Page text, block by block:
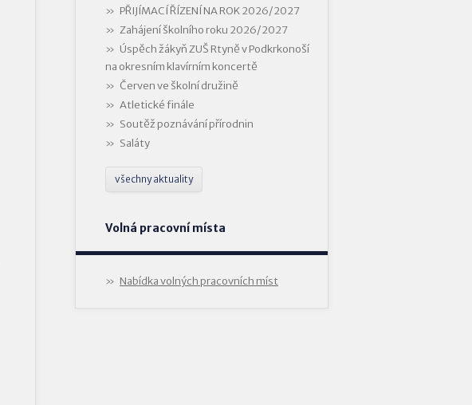
PŘIJÍMACÍ ŘÍZENÍ NA ROK 2026/2027
Zahájení školního roku 2026/2027
Úspěch žákyň ZUŠ Rtyně v Podkrkonoší
na okresním klavírním koncertě
Červen ve školní družině
Atletické finále
Soutěž poznávání přírodnin
Saláty
všechny aktuality
Volná pracovní místa
Nabídka volných pracovních míst